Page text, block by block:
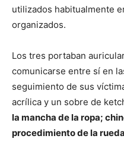
utilizados habitualmente
organizados.
Los tres portaban
comunicarse entre sí en
seguimiento de sus
acrílica y un sobre de
la mancha de la ropa;
procedimiento de la